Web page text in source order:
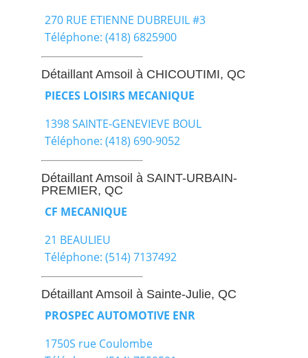
270 RUE ETIENNE DUBREUIL #3
Téléphone: (418) 6825900
Détaillant Amsoil à CHICOUTIMI, QC
PIECES LOISIRS MECANIQUE
1398 SAINTE-GENEVIEVE BOUL
Téléphone: (418) 690-9052
Détaillant Amsoil à SAINT-URBAIN-
PREMIER, QC
CF MECANIQUE
21 BEAULIEU
Téléphone: (514) 7137492
Détaillant Amsoil à Sainte-Julie, QC
PROSPEC AUTOMOTIVE ENR
1750S rue Coulombe